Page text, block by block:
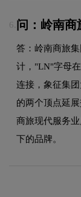
6. 问：岭南商
答：岭南商旅
计，"LN"字母
连接，象征集
的两个顶点延
商旅现代服务
下的品牌。